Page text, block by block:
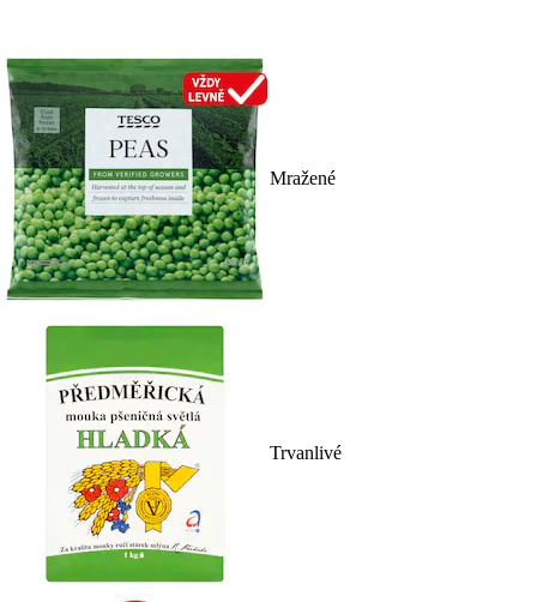
Mražené
Trvanlivé